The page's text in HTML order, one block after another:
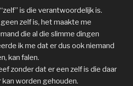
is die verantwoordelijk is.
zelf is, het maakte me
die al die slimme dingen
ik me dat er dus ook niemand
kan falen.
zonder dat er een zelf is die daar
worden gehouden.